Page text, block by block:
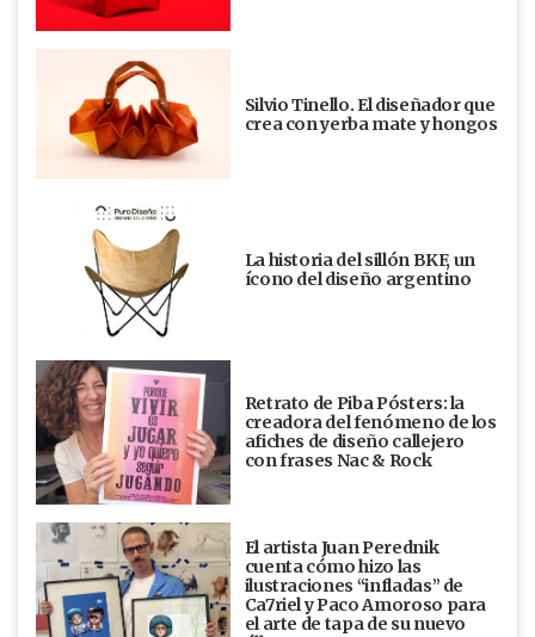
Silvio Tinello. El diseñador que
crea con yerba mate y hongos
La historia del sillón BKF, un
ícono del diseño argentino
Retrato de Piba Pósters: la
creadora del fenómeno de los
afiches de diseño callejero
con frases Nac & Rock
El artista Juan Perednik
cuenta cómo hizo las
ilustraciones “infladas” de
Ca7riel y Paco Amoroso para
el arte de tapa de su nuevo